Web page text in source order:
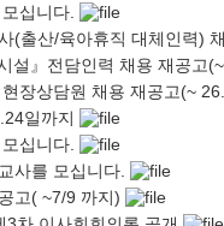
십니다.
(출산/육아휴직 대체인력)
설』전담인력 채용 재공고
장상담원 채용 재공고(~
일까지
십니다.
사를 모십니다.
고( ~7/9 까지)